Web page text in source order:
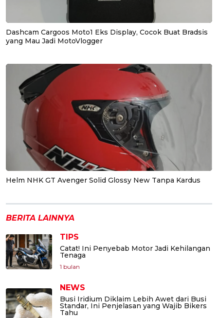
Dashcam Cargoos Moto1 Eks Display, Cocok Buat Bradsis
yang Mau Jadi MotoVlogger
Helm NHK GT Avenger Solid Glossy New Tanpa Kardus
BERITA LAINNYA
TIPS
Catat! Ini Penyebab Motor Jadi Kehilangan
Tenaga
1 bulan
NEWS
Busi Iridium Diklaim Lebih Awet dari Busi
Standar, Ini Penjelasan yang Wajib Bikers
Tahu